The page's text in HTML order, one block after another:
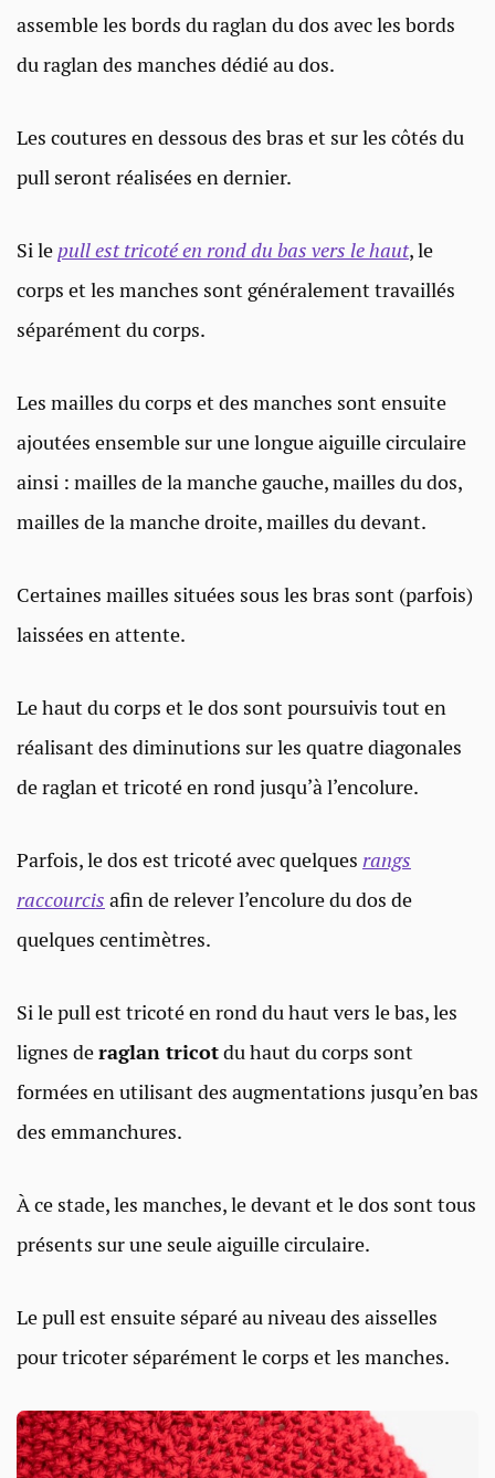
assemble les bords du raglan du dos avec les bords
du raglan des manches dédié au dos.
Les coutures en dessous des bras et sur les côtés du
pull seront réalisées en dernier.
Si le pull est tricoté en rond du bas vers le haut, le
corps et les manches sont généralement travaillés
séparément du corps.
Les mailles du corps et des manches sont ensuite
ajoutées ensemble sur une longue aiguille circulaire
ainsi : mailles de la manche gauche, mailles du dos,
mailles de la manche droite, mailles du devant.
Certaines mailles situées sous les bras sont (parfois)
laissées en attente.
Le haut du corps et le dos sont poursuivis tout en
réalisant des diminutions sur les quatre diagonales
de raglan et tricoté en rond jusqu’à l’encolure.
Parfois, le dos est tricoté avec quelques rangs
raccourcis afin de relever l’encolure du dos de
quelques centimètres.
Si le pull est tricoté en rond du haut vers le bas, les
lignes deraglan tricotdu haut du corps sont
formées en utilisant des augmentations jusqu’en bas
des emmanchures.
À ce stade, les manches, le devant et le dos sont tous
présents sur une seule aiguille circulaire.
Le pull est ensuite séparé au niveau des aisselles
pour tricoter séparément le corps et les manches.